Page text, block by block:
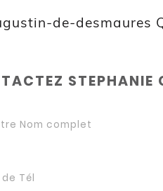
de-desmaures
STEPHANIE